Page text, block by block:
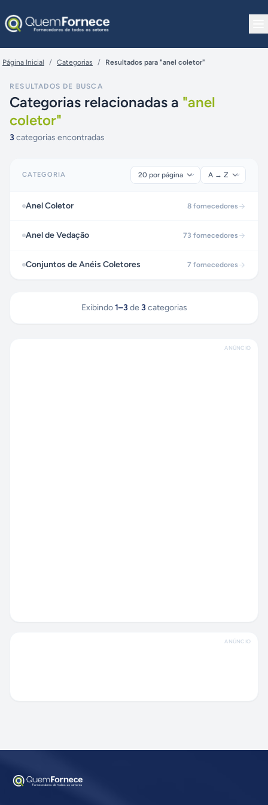
Página Inicial / Categorias / Resultados para "anel coletor"
RESULTADOS DE BUSCA
Categorias relacionadas a "anel
coletor"
3 categorias encontradas
CATEGORIA
Anel Coletor 8 fornecedores
Anel de Vedação 73 fornecedores
Conjuntos de Anéis Coletores 7 fornecedores
Exibindo 1–3 de 3 categorias
ANÚNCIO
ANÚNCIO